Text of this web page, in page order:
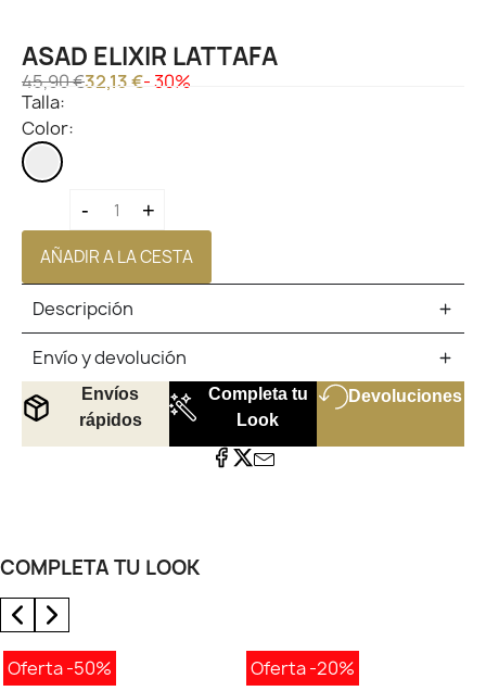
ASAD ELIXIR LATTAFA
45,90 €32,13 €- 30%
Talla:
Color:
PERFUME
HOMBRE
- +
AÑADIR A LA CESTA
Descripción
Envío y devolución
Envíos
rápidos
Completa tu
Look
Devoluciones
COMPLETA TU LOOK
Oferta-50% Oferta-20%